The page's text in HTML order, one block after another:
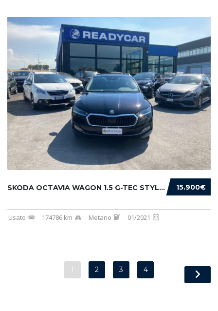
15.900€
SKODA OCTAVIA WAGON 1.5 G-TEC STYLE 130CV DS...
Usato 174786 km Metano 01/2021
1 2 3 4